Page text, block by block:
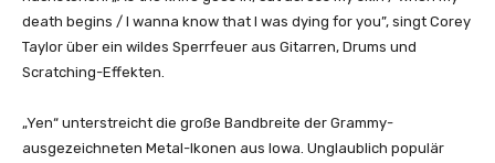
death begins / I wanna know that I was dying for you”, singt Corey
Taylor über ein wildes Sperrfeuer aus Gitarren, Drums und
Scratching-Effekten.
„Yen“ unterstreicht die große Bandbreite der Grammy-
ausgezeichneten Metal-Ikonen aus Iowa. Unglaublich populär